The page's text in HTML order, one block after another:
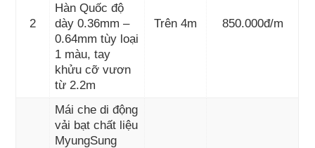
2
Hàn Quốc độ
dày 0.36mm –
0.64mm tùy loại
1 màu, tay
khửu cỡ vươn
từ 2.2m
Trên 4m 850.000đ/m
Mái che di động
vải bạt chất liệu
MyungSung